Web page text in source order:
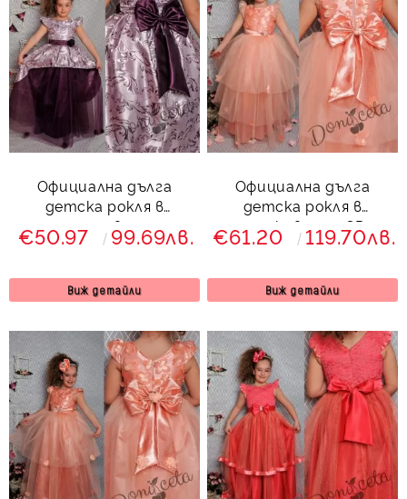
Официална дълга
детска рокля в
тъмнолилаво с тюл
379 ТСЛД
€50.97 99.69лв.
Виж детайли
Официална дълга
детска рокля в
прасковено с 3D
пеперуди и тюл 288
€61.20 119.70лв.
Виж детайли